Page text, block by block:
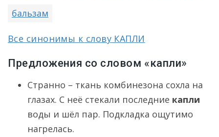
бальзам
Все синонимы к слову КАПЛИ
Предложения со словом «капли»
Странно – ткань комбинезона сохла на
глазах. С неё стекали последние капли
воды и шёл пар. Подкладка ощутимо
нагрелась.